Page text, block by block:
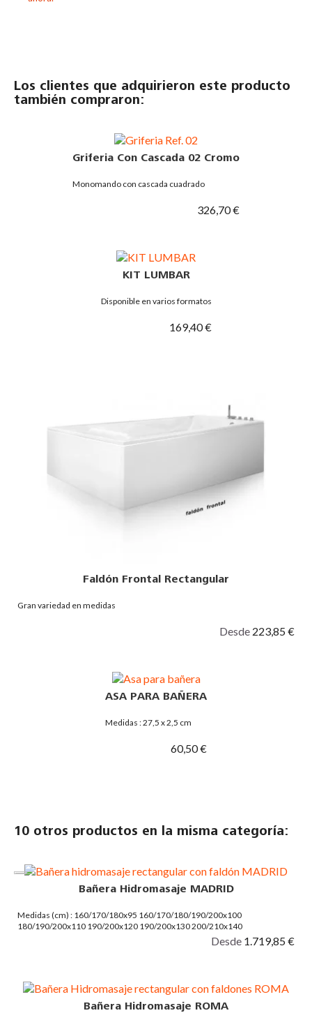
Los clientes que adquirieron este producto
también compraron:
Griferia Con Cascada 02 Cromo
Monomando con cascada cuadrado
326,70 €
KIT LUMBAR
Disponible en varios formatos
169,40 €
Faldón Frontal Rectangular
Gran variedad en medidas
Desde 223,85 €
ASA PARA BAÑERA
Medidas : 27,5 x 2,5 cm
60,50 €
10 otros productos en la misma categoría:
Bañera Hidromasaje MADRID
Medidas (cm) : 160/170/180x95 160/170/180/190/200x100
180/190/200x110 190/200x120 190/200x130 200/210x140
Desde 1.719,85 €
Bañera Hidromasaje ROMA